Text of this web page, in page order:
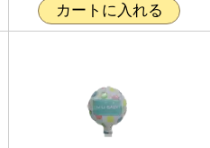
カートに入れる